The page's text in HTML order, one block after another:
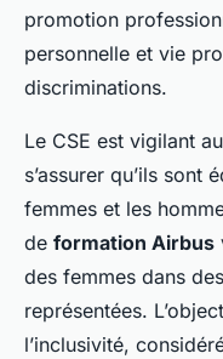
promotion
personnelle et vie
discriminations.
Le CSE est vigilant
s’assurer qu’ils sont
femmes et les
de formation Airbus
des femmes dans
représentées.
l’inclusivité,